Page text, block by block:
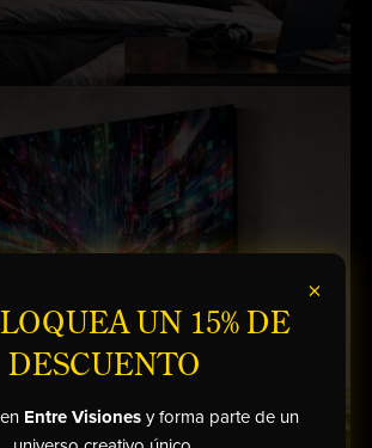
×
UN 15% DE
DESCUENTO
Entre Visionesy forma parte de un